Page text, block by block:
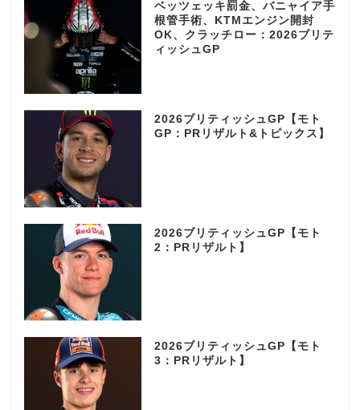
ベッツェッキ罰金、バニャイア手
根管手術、KTMエンジン開封
OK、クラッチロー：2026ブリテ
ィッシュGP
2026ブリティッシュGP【モト
GP：PRリザルト&トピックス】
2026ブリティッシュGP【モト
2：PRリザルト】
2026ブリティッシュGP【モト
3：PRリザルト】